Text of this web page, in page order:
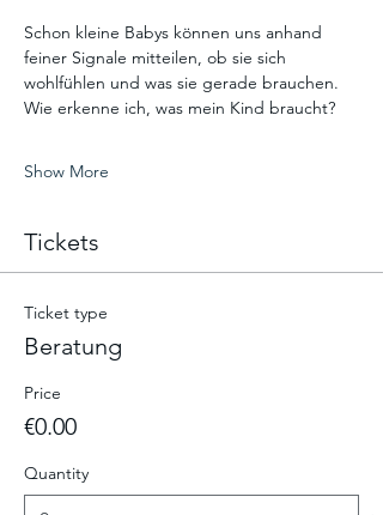
Schon kleine Babys können uns anhand
feiner Signale mitteilen, ob sie sich
wohlfühlen und was sie gerade brauchen.
Wie erkenne ich, was mein Kind braucht?
Show More
Tickets
Ticket type
Beratung
Price
€0.00
Quantity